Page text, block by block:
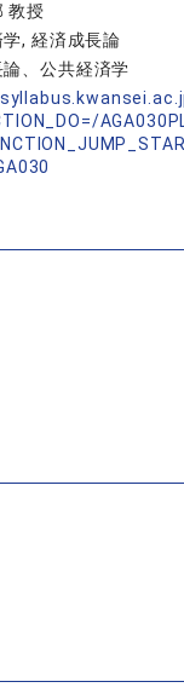
教授
, 経済成長論
、公共経済学